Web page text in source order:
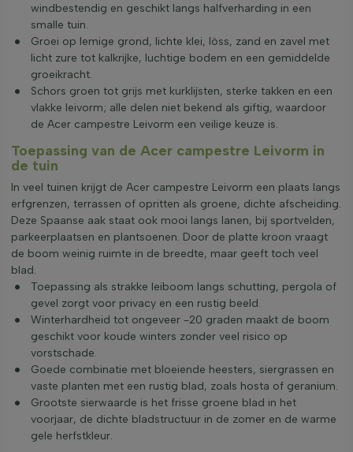
windbestendig en geschikt langs halfverharding in een
smalle tuin.
Groei op lemige grond, lichte klei, löss, zand en zavel met
licht zure tot kalkrijke, luchtige bodem en een gemiddelde
groeikracht.
Schors groen tot grijs met kurklijsten, sterke takken en een
vlakke leivorm; alle delen niet bekend als giftig, waardoor
de Acer campestre Leivorm een veilige keuze is.
Toepassing van de Acer campestre Leivorm in
de tuin
In veel tuinen krijgt de Acer campestre Leivorm een plaats langs
erfgrenzen, terrassen of opritten als groene, dichte afscheiding.
Deze Spaanse aak staat ook mooi langs lanen, bij sportvelden,
parkeerplaatsen en plantsoenen. Door de platte kroon vraagt
de boom weinig ruimte in de breedte, maar geeft toch veel
blad.
Toepassing als strakke leiboom langs schutting, pergola of
gevel zorgt voor privacy en een rustig beeld.
Winterhardheid tot ongeveer -20 graden maakt de boom
geschikt voor koude winters zonder veel risico op
vorstschade.
Goede combinatie met bloeiende heesters, siergrassen en
vaste planten met een rustig blad, zoals hosta of geranium.
Grootste sierwaarde is het frisse groene blad in het
voorjaar, de dichte bladstructuur in de zomer en de warme
gele herfstkleur.